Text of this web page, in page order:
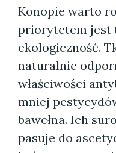
Konopie warto
priorytetem jest
ekologiczność.
naturalnie
właściwości
mniej
bawełna. Ich
pasuje do